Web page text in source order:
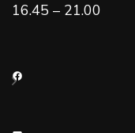
16.45 – 21.00
Facebook